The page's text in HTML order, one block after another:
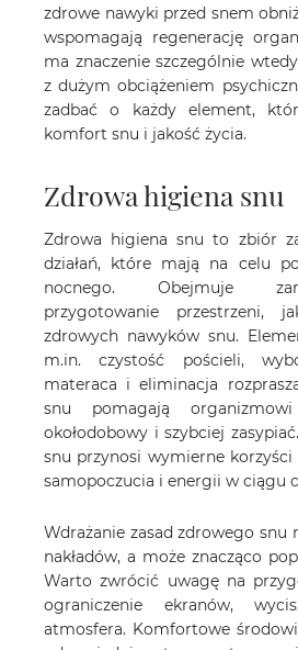
zdrowe nawyki przed snem
wspomagają regenerację
ma znaczenie szczególnie
z dużym obciążeniem
zadbać o każdy element,
komfort snu i jakość życia.
Zdrowa higiena snu
Zdrowa higiena snu to zbiór
działań, które mają na celu
nocnego. Obejmuje
przygotowanie przestrzeni,
zdrowych nawyków snu.
m.in. czystość pościeli,
materaca i eliminacja
snu pomagają
okołodobowy i szybciej
snu przynosi wymierne
samopoczucia i energii w ciągu
Wdrażanie zasad zdrowego snu
nakładów, a może znacząco
Warto zwrócić uwagę na
ograniczenie ekranów,
atmosfera. Komfortowe